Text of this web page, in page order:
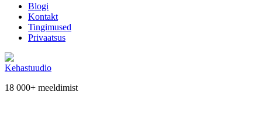
Blogi
Kontakt
Tingimused
Privaatsus
Kehastuudio
18 000+ meeldimist